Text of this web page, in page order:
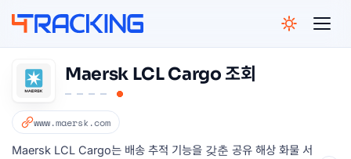
Maersk LCL Cargo 조회
www.maersk.com
Maersk LCL Cargo는 배송 추적 기능을 갖춘 공유 해상 화물 서